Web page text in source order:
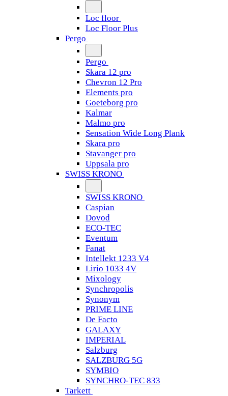
Loc floor
Loc Floor Plus
Pergo
Pergo
Skara 12 pro
Chevron 12 Pro
Elements pro
Goeteborg pro
Kalmar
Malmo pro
Sensation Wide Long Plank
Skara pro
Stavanger pro
Uppsala pro
SWISS KRONO
SWISS KRONO
Caspian
Dovod
ECO-TEC
Eventum
Fanat
Intellekt 1233 V4
Lirio 1033 4V
Mixology
Synchropolis
Synonym
PRIME LINE
De Facto
GALAXY
IMPERIAL
Salzburg
SALZBURG 5G
SYMBIO
SYNCHRO-TEC 833
Tarkett